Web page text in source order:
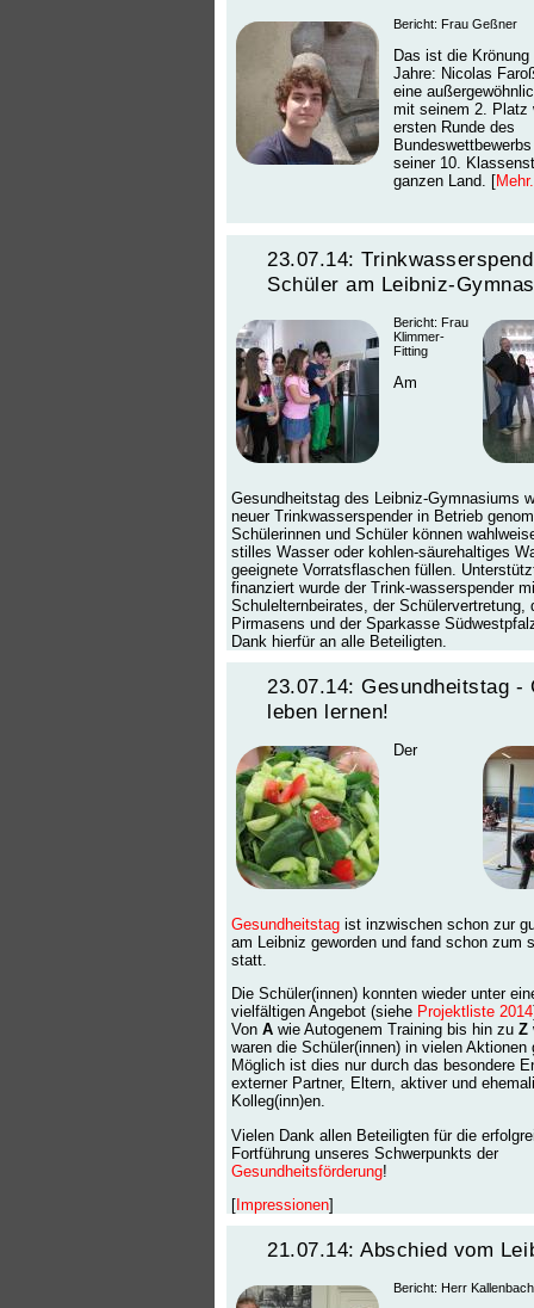
Bericht: Frau Geßner
Das ist die
Jahre: Nicolas
eine
mit seinem 2. Platz
ersten Runde des
seiner 10.
ganzen Land. [
23.07.14:
Schüler am Leibniz-
Bericht: Frau
Klimmer-
Fitting
Am
Gesundheitstag des Leibniz-Gymnasiums
neuer Trinkwasserspender in Betrieb
Schülerinnen und Schüler können
stilles Wasser oder kohlen-säurehaltiges
geeignete Vorratsflaschen füllen.
finanziert wurde der Trink-wasserspender
Schulelternbeirates, der Schülervertretung,
Pirmasens und der Sparkasse
Dank hierfür an alle Beteiligten.
23.07.14: Gesundheitstag -
leben lernen!
Der
Gesundheitstag ist inzwischen schon zur
am Leibniz geworden und fand schon zum
statt.
Die Schüler(innen) konnten wieder unter
vielfältigen Angebot (siehe Projektliste 2014
Von A wie Autogenem Training bis hin zu Z
waren die Schüler(innen) in vielen Aktionen
Möglich ist dies nur durch das besondere
externer Partner, Eltern, aktiver und
Kolleg(inn)en.
Vielen Dank allen Beteiligten für die
Fortführung unseres Schwerpunkts der
Gesundheitsförderung!
[ Impressionen]
21.07.14: Abschied vom
Bericht: Herr Kallenbach